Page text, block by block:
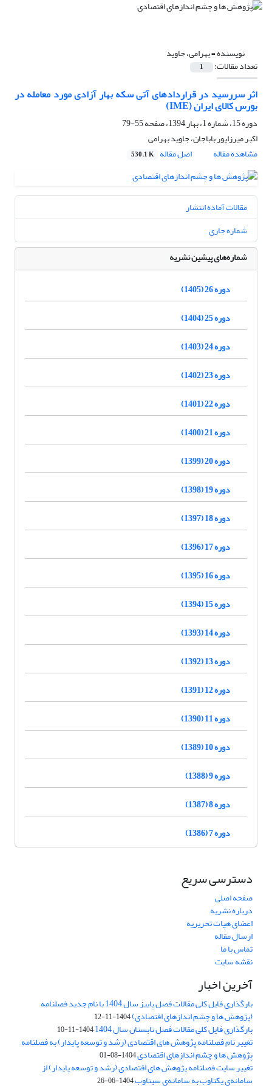
نویسنده =بهرامی، جاوید
تعداد مقالات: 1
اثر سررسید در قراردادهای آتی سکه بهار آزادی مورد معامله در
بورس کالای ایران (IME)
دوره 15، شماره 1، بهار 1394، صفحه
55-79
اکبر میرزاپور باباجان، جاوید بهرامی
مشاهده مقاله
اصل مقاله 530.1 K
مقالات آماده انتشار
شماره جاری
شماره‌های پیشین نشریه
دوره 26 (1405)
دوره 25 (1404)
دوره 24 (1403)
دوره 23 (1402)
دوره 22 (1401)
دوره 21 (1400)
دوره 20 (1399)
دوره 19 (1398)
دوره 18 (1397)
دوره 17 (1396)
دوره 16 (1395)
دوره 15 (1394)
دوره 14 (1393)
دوره 13 (1392)
دوره 12 (1391)
دوره 11 (1390)
دوره 10 (1389)
دوره 9 (1388)
دوره 8 (1387)
دوره 7 (1386)
دسترسی سریع
صفحه اصلی
درباره نشریه
اعضای هیات تحریریه
ارسال مقاله
تماس با ما
نقشه سایت
آخرین اخبار
بارگذاری فایل کلی مقالات فصل پاییز سال 1404 با نام جدید فصلنامه
(پژوهش ها و چشم اندازهای اقتصادی)1404-11-12
بارگذاری فایل کلی مقالات فصل تابستان سال 1404 1404-11-10
تغییر نام فصلنامه پژوهش های اقتصادی (رشد و توسعه پایدار) به فصلنامه
پژوهش ها و چشم اندازهای اقتصادی1404-08-01
تغییر سایت فصلنامه پژوهش های اقتصادی (رشد و توسعه پایدار) از
سامانه‌ی یکتاوب به سامانه‌ی سیناوب1404-06-26